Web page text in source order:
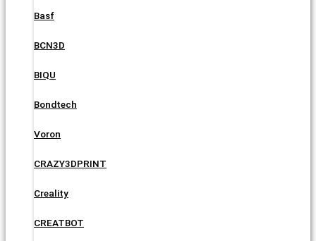
Basf
BCN3D
BIQU
Bondtech
Voron
CRAZY3DPRINT
Creality
CREATBOT